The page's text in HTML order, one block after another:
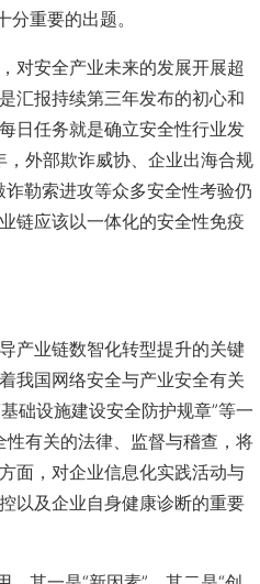
重要的出题。
对安全产业未来的发展开展超
汇报持续第三年发布的初心和
日任务就是确立安全性行业发
外部欺诈威协、企业出海合规
勒索进攻等众多安全性考验仍
链应该以一体化的安全性免疫
产业链数智化转型提升的关键
我国网络安全与产业安全有关
础设施建设安全防护规章”等一
有关的法律、监督与稽查，将
面，对企业信息化实践活动与
以及企业自身健康诊断的重要